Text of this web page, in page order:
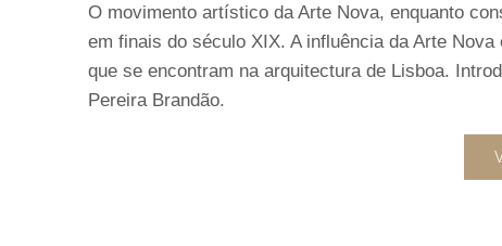
O movimento artístico da Arte Nova, enquanto
em finais do século XIX. A influência da Arte
que se encontram na arquitectura de Lisboa.
Pereira Brandão.